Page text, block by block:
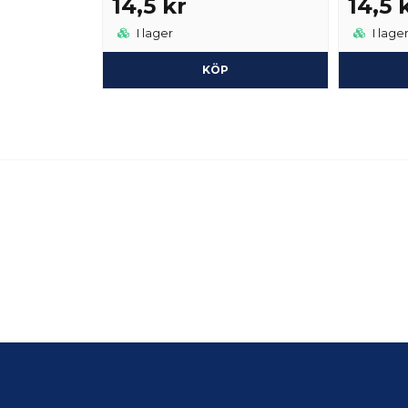
14,5 kr
I lager
KÖP
14,5
I lager